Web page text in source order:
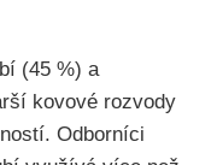
(45 %) a
kovové rozvody
Odborníci